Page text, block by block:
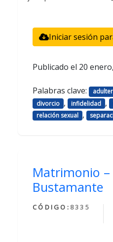
Iniciar sesión
Publicado el 20
Palabras clave:
divorcio , infidelidad ,
relación sexual ,
Matrimonio –
Bustamante
CÓDIGO: 8335